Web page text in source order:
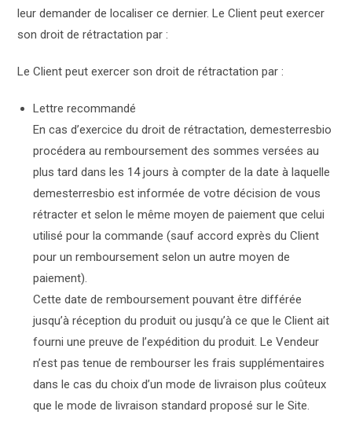
leur demander de localiser ce dernier. Le Client peut exercer
son droit de rétractation par :
Le Client peut exercer son droit de rétractation par :
Lettre recommandé
En cas d’exercice du droit de rétractation, demesterresbio
procédera au remboursement des sommes versées au
plus tard dans les 14 jours à compter de la date à laquelle
demesterresbio est informée de votre décision de vous
rétracter et selon le même moyen de paiement que celui
utilisé pour la commande (sauf accord exprès du Client
pour un remboursement selon un autre moyen de
paiement).
Cette date de remboursement pouvant être différée
jusqu’à réception du produit ou jusqu’à ce que le Client ait
fourni une preuve de l’expédition du produit. Le Vendeur
n’est pas tenue de rembourser les frais supplémentaires
dans le cas du choix d’un mode de livraison plus coûteux
que le mode de livraison standard proposé sur le Site.